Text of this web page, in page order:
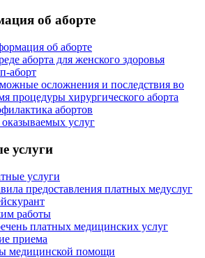
об аборте
об аборте
аборта для женского здоровья
аборт
осложнения и последствия во
процедуры хирургического аборта
абортов
услуг
услуги
услуги
предоставления платных медуслуг
работы
платных медицинских услуг
приема
медицинской помощи